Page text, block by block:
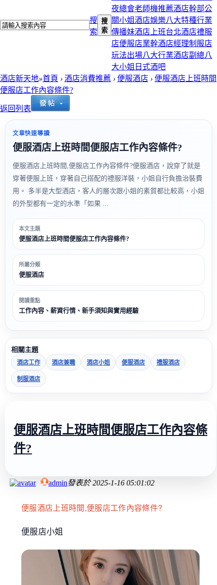
搜
索
搜
索
夜總會老師機推薦酒店幹部公
關小姐酒店娛樂八大特種行業
傳播妹酒店上班台北酒店禮服
店便服店業幹酒店經理制服店
玩法出場八大行業酒店副總八
大小姐 日式酒吧
酒店新天地»首頁 › 酒店消費推薦 › 便服酒店 › 便服酒店上班時間
便服店工作內容條件?
返回列表
文章快速導讀
便服酒店上班時間便服店工作內容條件?
便服酒店上班時間,便服店工作內容條件?便服酒店，說穿了就是
穿著便服上班，穿著自己搭配的禮服洋裝，小姐自行負擔治裝費
用。 多半是大型酒店，客人的層次跟小姐的素質都比較高，小姐
的外型都有一定的水準「如果 ...
本文主題
便服酒店上班時間便服店工作內容條件?
所屬分類
便服酒店
閱讀重點
工作內容、薪資行情、新手須知與實用經驗
相關主題
酒店工作 酒店兼職 酒店小姐 便服酒店 禮服酒店
制服酒店
便服酒店上班時間便服店工作內容條
件?
admin發表於2025-1-16 05:01:02
便服酒店上班時間,便服店工作內容條件?
便服店小姐